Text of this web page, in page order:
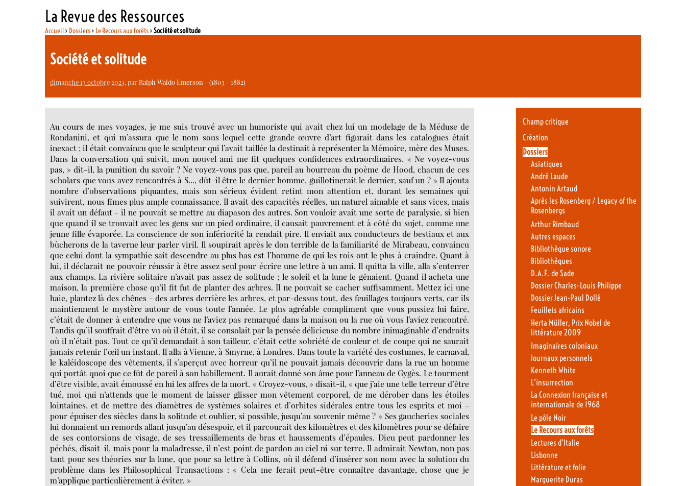
La Revue des Ressources
Accueil> Dossiers> Le Recours aux forêts>Société et solitude
Société et solitude
dimanche 13 octobre 2024, parRalph Waldo Emerson - (1803 - 1882)
Au cours de mes voyages, je me suis trouvé avec un humoriste qui avait chez lui un modelage de la Méduse de
Rondanini, et qui m’assura que le nom sous lequel cette grande œuvre d’art figurait dans les catalogues était
inexact ; il était convaincu que le sculpteur qui l’avait taillée la destinait à représenter la Mémoire, mère des Muses.
Dans la conversation qui suivit, mon nouvel ami me fit quelques confidences extraordinaires. « Ne voyez-vous
pas, » dit-il, la punition du savoir ? Ne voyez-vous pas que, pareil au bourreau du poème de Hood, chacun de ces
scholars que vous avez rencontrés à S..., dût-il être le dernier homme, guillotinerait le dernier, sauf un ? » Il ajouta
nombre d’observations piquantes, mais son sérieux évident retint mon attention et, durant les semaines qui
suivirent, nous fîmes plus ample connaissance. Il avait des capacités réelles, un naturel aimable et sans vices, mais
il avait un défaut - il ne pouvait se mettre au diapason des autres. Son vouloir avait une sorte de paralysie, si bien
que quand il se trouvait avec les gens sur un pied ordinaire, il causait pauvrement et à côté du sujet, comme une
jeune fille évaporée. La conscience de son infériorité la rendait pire. Il enviait aux conducteurs de bestiaux et aux
bùcherons de la taverne leur parler viril. Il soupirait après le don terrible de la familiarité de Mirabeau, convaincu
que celui dont la sympathie sait descendre au plus bas est l’homme de qui les rois ont le plus à craindre. Quant à
lui, il déclarait ne pouvoir réussir à être assez seul pour écrire une lettre à un ami. Il quitta la ville, alla s’enterrer
aux champs. La rivière solitaire n’avait pas assez de solitude ; le soleil et la lune le gênaient. Quand il acheta une
maison, la première chose qu’il fit fut de planter des arbres. Il ne pouvait se cacher suffisamment. Mettez ici une
haie, plantez là des chênes - des arbres derrière les arbres, et par-dessus tout, des feuillages toujours verts, car ils
maintiennent le mystère autour de vous toute l’année. Le plus agréable compliment que vous pussiez lui faire,
c’était de donner à entendre que vous ne l’aviez pas remarqué dans la maison ou la rue où vous l’aviez rencontré.
Tandis qu’il souffrait d’être vu où il était, il se consolait par la pensée délicieuse du nombre inimaginable d’endroits
où il n’était pas. Tout ce qu’il demandait à son tailleur, c’était cette sobriété de couleur et de coupe qui ne saurait
jamais retenir l’œil un instant. Il alla à Vienne, à Smyrne, à Londres. Dans toute la variété des costumes, le carnaval,
le kaléidoscope des vêtements, il s’aperçut avec horreur qu’il ne pouvait jamais découvrir dans la rue un homme
qui portât quoi que ce fût de pareil à son habillement. Il aurait donné son âme pour l’anneau de Gygès. Le tourment
d’être visible, avait émoussé en lui les affres de la mort. « Croyez-vous, » disait-il, « que j’aie une telle terreur d’être
tué, moi qui n’attends que le moment de laisser glisser mon vêtement corporel, de me dérober dans les étoiles
lointaines, et de mettre des diamètres de systèmes solaires et d’orbites sidérales entre tous les esprits et moi -
pour épuiser des siècles dans la solitude et oublier, si possible, jusqu’au souvenir même ? » Ses gaucheries sociales
lui donnaient un remords allant jusqu’au désespoir, et il parcourait des kilomètres et des kilomètres pour se défaire
de ses contorsions de visage, de ses tressaillements de bras et haussements d’épaules. Dieu peut pardonner les
péchés, disait-il, mais pour la maladresse, il n’est point de pardon au ciel ni sur terre. Il admirait Newton, non pas
tant pour ses théories sur la lune, que pour sa lettre à Collins, où il défend d’insérer son nom avec la solution du
problème dans les Philosophical Transactions : « Cela me ferait peut-être connaître davantage, chose que je
m’applique particulièrement à éviter. »
Champ critique
Création
Dossiers
Asiatiques
André Laude
Antonin Artaud
Après les Rosenberg / Legacy of the
Rosenbergs
Arthur Rimbaud
Autres espaces
Bibliothèque sonore
Bibliothèques
D.A.F. de Sade
Dossier Charles-Louis Philippe
Dossier Jean-Paul Dollé
Feuillets africains
Herta Müller, Prix Nobel de
littérature 2009
Imaginaires coloniaux
Journaux personnels
Kenneth White
L’insurrection
La Connexion française et
internationale de 1968
Le pôle Noir
Le Recours aux forêts
Lectures d’Italie
Lisbonne
Littérature et folie
Marguerite Duras